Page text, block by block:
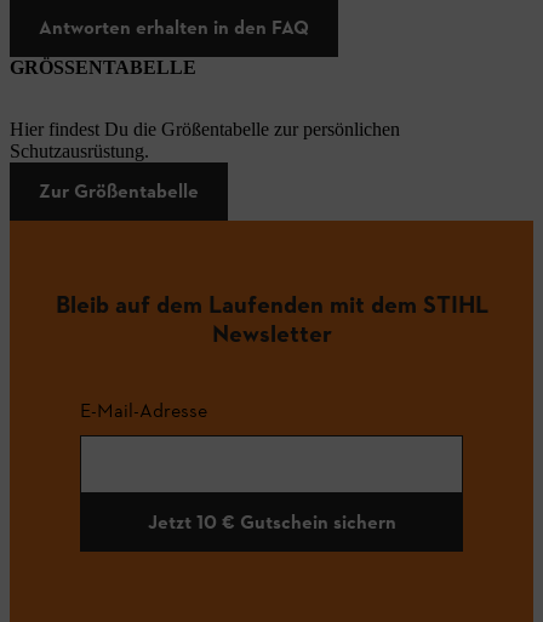
Antworten erhalten in den FAQ
GRÖSSENTABELLE
Hier findest Du die Größentabelle zur persönlichen
Schutzausrüstung.
Zur Größentabelle
Bleib auf dem Laufenden mit dem STIHL
Newsletter
E-Mail-Adresse
Jetzt 10 € Gutschein sichern